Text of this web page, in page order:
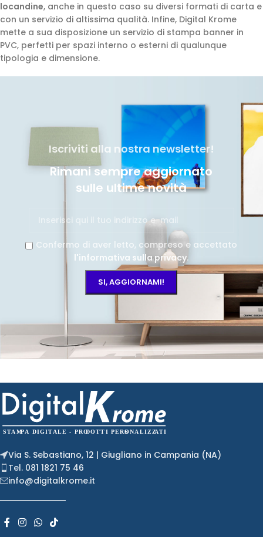
locandine, anche in questo caso su diversi formati di carta e
con un servizio di altissima qualità. Infine, Digital Krome
mette a sua disposizione un servizio di stampa banner in
PVC, perfetti per spazi interno o esterni di qualunque
tipologia e dimensione.
Iscriviti alla nostra newsletter!
Rimani sempre aggiornato
sulle ultime novità
Confermo di aver letto, compreso e accettato
l'informativa sulla privacy.
Via S. Sebastiano, 12 | Giugliano in Campania (NA)
Tel. 081 1821 75 46
info@digitalkrome.it